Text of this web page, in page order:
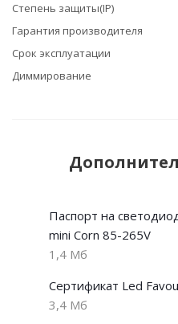
Степень защиты(IP)
Гарантия производителя
Срок эксплуатации
Диммирование
Паспорт на
mini Corn 85-265V
1,4 Мб
Сертификат Led
3,4 Мб